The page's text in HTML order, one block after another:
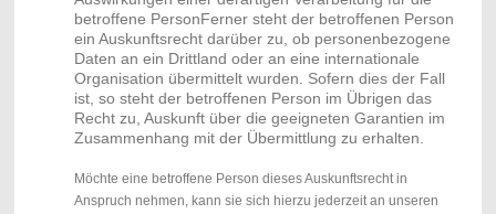
betroffene PersonFerner steht der betroffenen Person
ein Auskunftsrecht darüber zu, ob personenbezogene
Daten an ein Drittland oder an eine internationale
Organisation übermittelt wurden. Sofern dies der Fall
ist, so steht der betroffenen Person im Übrigen das
Recht zu, Auskunft über die geeigneten Garantien im
Zusammenhang mit der Übermittlung zu erhalten.
Möchte eine betroffene Person dieses Auskunftsrecht in
Anspruch nehmen, kann sie sich hierzu jederzeit an unseren